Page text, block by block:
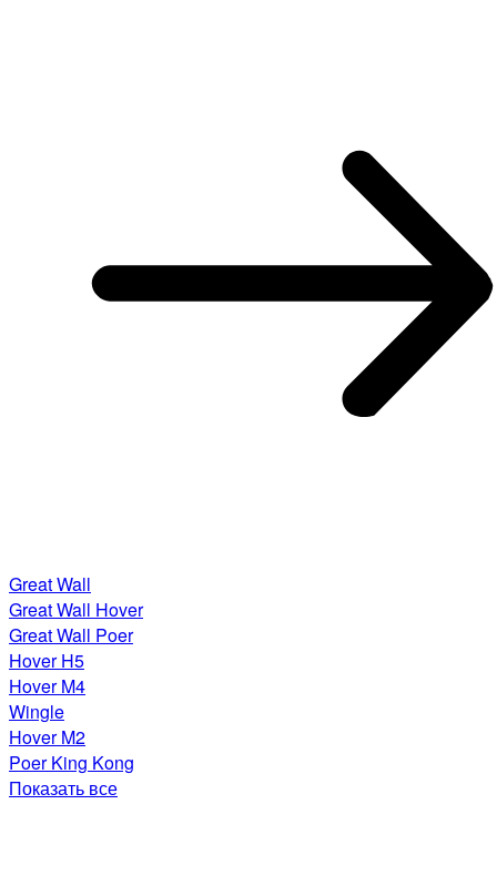
Great Wall
Great Wall Hover
Great Wall Poer
Hover H5
Hover M4
Wingle
Hover M2
Poer King Kong
Показать все